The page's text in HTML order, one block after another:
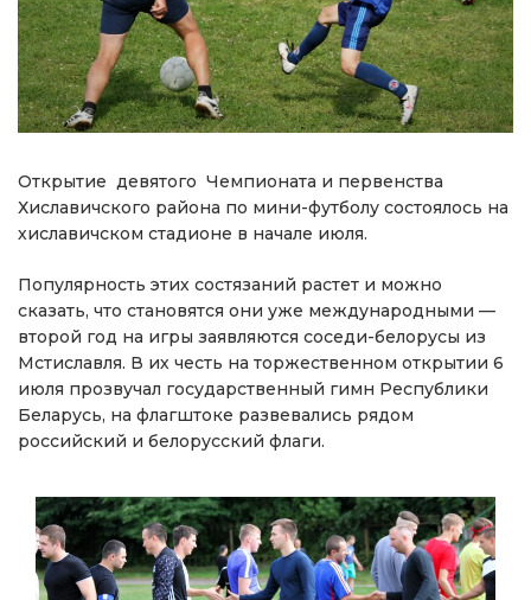
Открытие девятого Чемпионата и первенства
Хиславичского района по мини-футболу состоялось на
хиславичском стадионе в начале июля.
Популярность этих состязаний растет и можно
сказать, что становятся они уже международными —
второй год на игры заявляются соседи-белорусы из
Мстиславля. В их честь на торжественном открытии 6
июля прозвучал государственный гимн Республики
Беларусь, на флагштоке развевались рядом
российский и белорусский флаги.